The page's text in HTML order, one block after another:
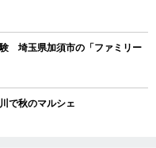
埼玉県加須市の「ファミリー
で秋のマルシェ